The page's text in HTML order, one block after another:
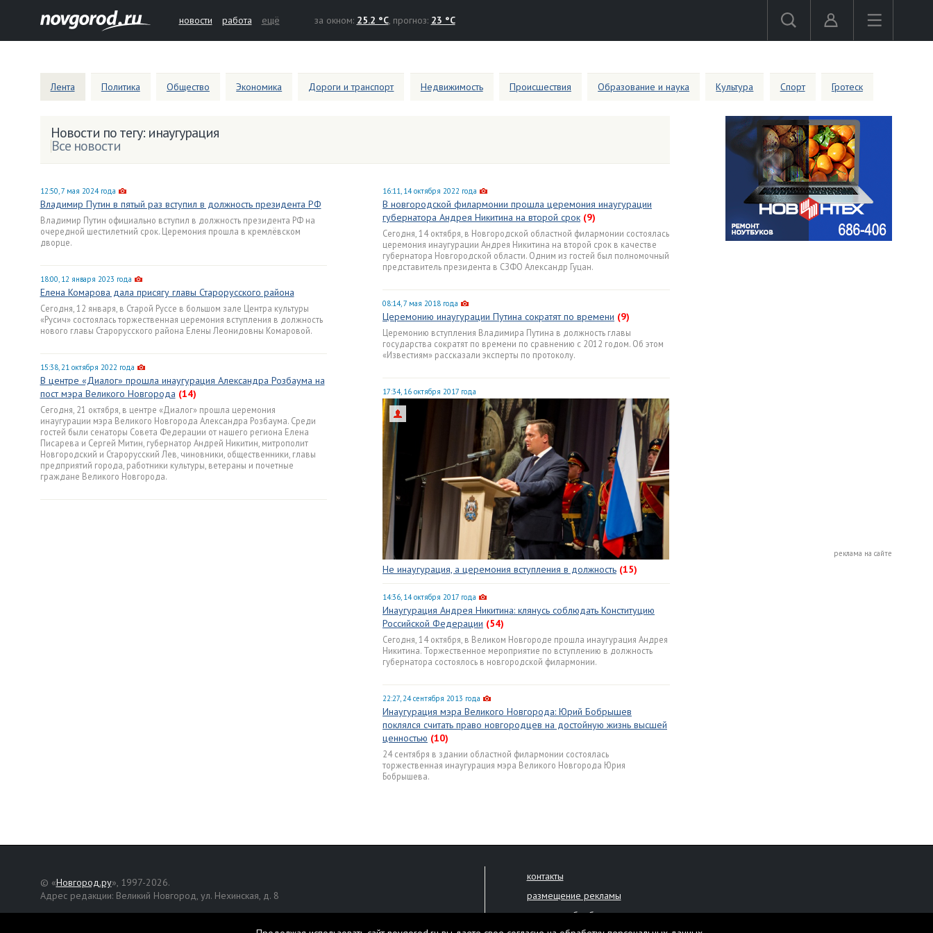
новости работа ещё за окном: 25.2 °C, прогноз: 23 °C
Лента Политика Общество Экономика Дороги и транспорт Недвижимость Происшествия Образование и наука Культура Спорт Гротеск
Новости по тегу: инаугурация
Все новости
12:50, 7 мая 2024 года
Владимир Путин в пятый раз вступил в должность президента РФ
Владимир Путин официально вступил в должность президента РФ на
очередной шестилетний срок. Церемония прошла в кремлёвском
дворце.
18:00, 12 января 2023 года
Елена Комарова дала присягу главы Старорусского района
Сегодня, 12 января, в Старой Руссе в большом зале Центра культуры
«Русич» состоялась торжественная церемония вступления в должность
нового главы Старорусского района Елены Леонидовны Комаровой.
15:38, 21 октября 2022 года
В центре «Диалог» прошла инаугурация Александра Розбаума на
пост мэра Великого Новгорода (14)
Сегодня, 21 октября, в центре «Диалог» прошла церемония
инаугурации мэра Великого Новгорода Александра Розбаума. Среди
гостей были сенаторы Совета Федерации от нашего региона Елена
Писарева и Сергей Митин, губернатор Андрей Никитин, митрополит
Новгородский и Старорусский Лев, чиновники, общественники, главы
предприятий города, работники культуры, ветераны и почетные
граждане Великого Новгорода.
16:11, 14 октября 2022 года
В новгородской филармонии прошла церемония инаугурации
губернатора Андрея Никитина на второй срок (9)
Сегодня, 14 октября, в Новгородской областной филармонии состоялась
церемония инаугурации Андрея Никитина на второй срок в качестве
губернатора Новгородской области. Одним из гостей был полномочный
представитель президента в СЗФО Александр Гуцан.
08:14, 7 мая 2018 года
Церемонию инаугурации Путина сократят по времени (9)
Церемонию вступления Владимира Путина в должность главы
государства сократят по времени по сравнению с 2012 годом. Об этом
«Известиям» рассказали эксперты по протоколу.
17:34, 16 октября 2017 года
Не инаугурация, а церемония вступления в должность (15)
14:36, 14 октября 2017 года
Инаугурация Андрея Никитина: клянусь соблюдать Конституцию
Российской Федерации (54)
Сегодня, 14 октября, в Великом Новгороде прошла инаугурация Андрея
Никитина. Торжественное мероприятие по вступлению в должность
губернатора состоялось в новгородской филармонии.
22:27, 24 сентября 2013 года
Инаугурация мэра Великого Новгорода: Юрий Бобрышев
поклялся считать право новгородцев на достойную жизнь высшей
ценностью (10)
24 сентября в здании областной филармонии состоялась
торжественная инаугурация мэра Великого Новгорода Юрия
Бобрышева.
реклама на сайте
© «Новгород.ру», 1997-2026.
Адрес редакции: Великий Новгород, ул. Нехинская, д. 8
контакты
размещение рекламы
политика обработки персональных данных